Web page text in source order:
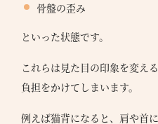
骨盤の歪み
といった状態です。
これらは見た目の印象を変え
負担をかけてしまいます。
例えば猫背になると、肩や首